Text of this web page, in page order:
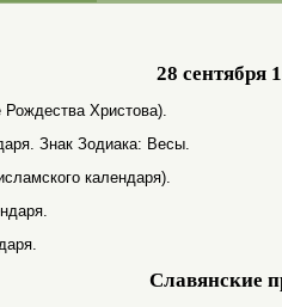
28 сентября
Христова).
Знак Зодиака: Весы.
календаря).
Славянские